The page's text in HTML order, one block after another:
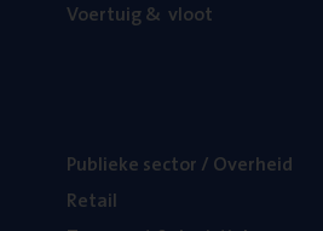
Voer­tuig& vloot
Publie­ke sec­tor / Overheid
Retail